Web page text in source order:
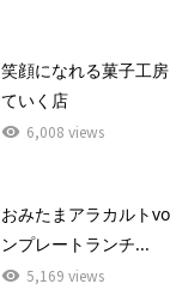
笑顔になれる菓子工
ていく店
6,008 views
おみたまアラカルト
ンプレートランチ...
5,169 views